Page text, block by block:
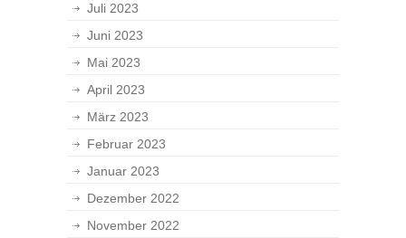
Juli 2023
Juni 2023
Mai 2023
April 2023
März 2023
Februar 2023
Januar 2023
Dezember 2022
November 2022